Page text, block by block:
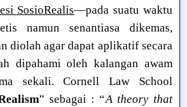
SosioRealis—pada suatu waktu
namun senantiasa dikemas,
diolah agar dapat aplikatif secara
dipahami oleh kalangan awam
sekali. Cornell Law School
” sebagai : “A theory that